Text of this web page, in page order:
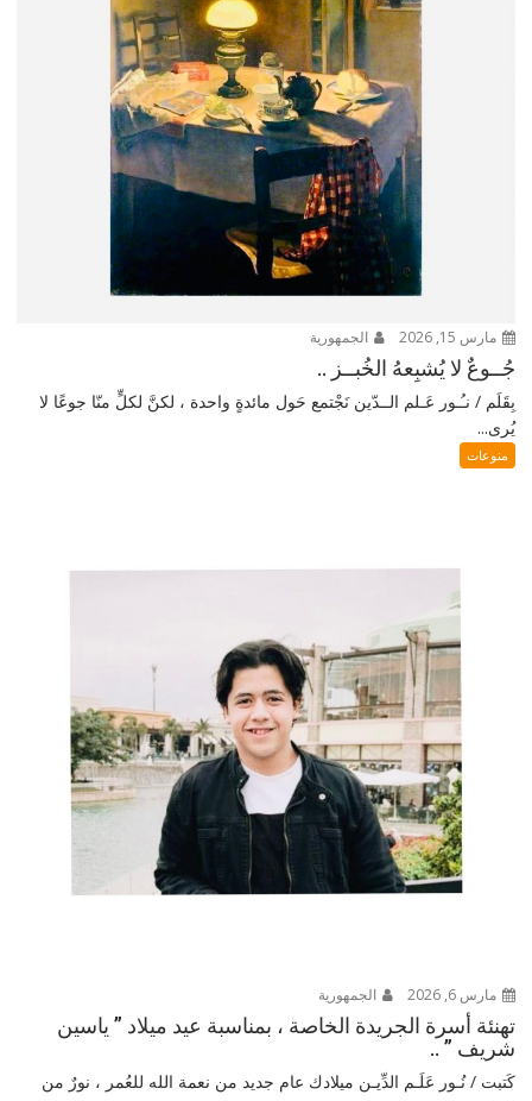
مارس 15, 2026 الجمهورية
جُــوعٌ لا يُشبِعهُ الخُبــز ..
بِقَلَم / نـُـور عَـلم الــدّين نَجْتمع حَول مائدةٍ واحدة ، لكنَّ لكلٍّ منّا جوعًا لا
يُرى...
منوعات
مارس 6, 2026 الجمهورية
تهنئة أسرة الجريدة الخاصة ، بمناسبة عيد ميلاد ” ياسين
شريف ” ..
كَتبت / نُـور عَلَـم الدِّيـن ميلادك عام جديد من نعمة الله للعُمر ، نورٌ من